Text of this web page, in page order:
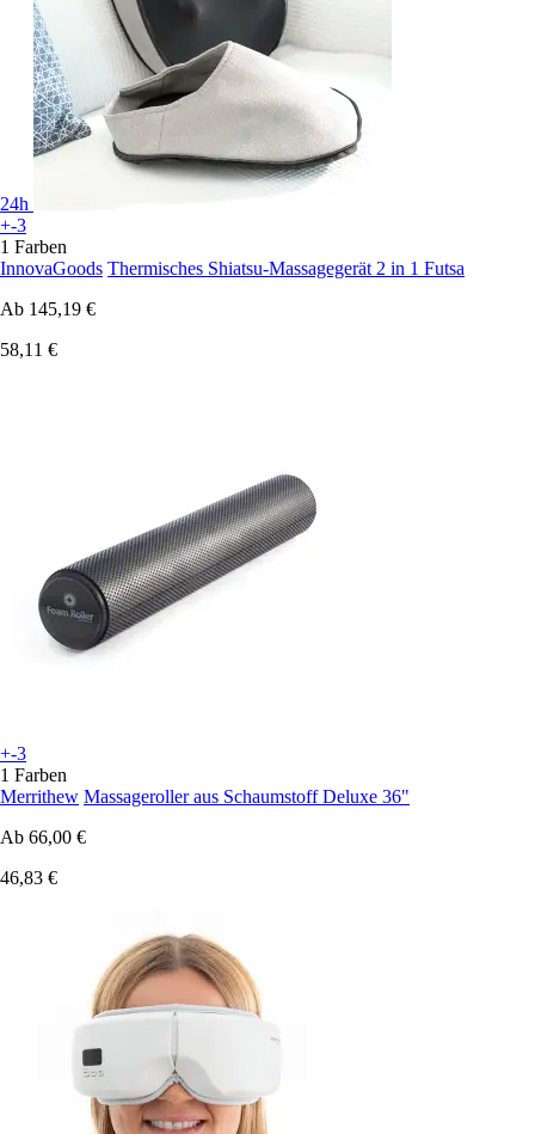
24h
+-3
1 Farben
InnovaGoods Thermisches Shiatsu-Massagegerät 2 in 1 Futsa
Ab 145,19 €
58,11 €
+-3
1 Farben
Merrithew Massageroller aus Schaumstoff Deluxe 36"
Ab 66,00 €
46,83 €